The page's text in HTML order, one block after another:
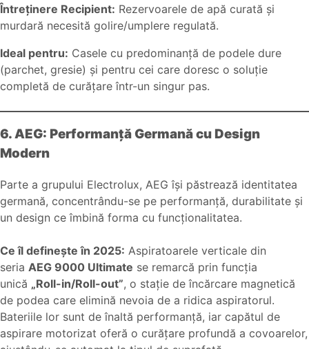
Întreținere Recipient: Rezervoarele de apă curată și
murdară necesită golire/umplere regulată.
Ideal pentru: Casele cu predominanță de podele dure
(parchet, gresie) și pentru cei care doresc o soluție
completă de curățare într-un singur pas.
6. AEG: Performanță Germană cu Design
Modern
Parte a grupului Electrolux, AEG își păstrează identitatea
germană, concentrându-se pe performanță, durabilitate și
un design ce îmbină forma cu funcționalitatea.
Ce îl definește în 2025: Aspiratoarele verticale din
seria AEG 9000 Ultimate se remarcă prin funcția
unică „Roll-in/Roll-out”, o stație de încărcare magnetică
de podea care elimină nevoia de a ridica aspiratorul.
Bateriile lor sunt de înaltă performanță, iar capătul de
aspirare motorizat oferă o curățare profundă a covoarelor,